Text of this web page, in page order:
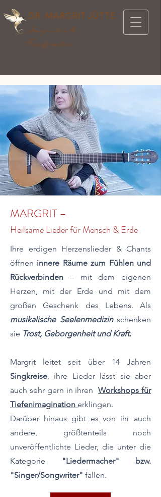
DR. MARGRIT JÜTTE
Imagination &
Transformation
MARGRIT –
Heilsame Lieder für Mensch & Erde
​Ihre erdigen Herzenslieder & Chants
öffnen innere Räume zum Fühlen und
Rückverbinden – mit dem eigenen
Herzen, mit der Erde und mit dem
großen Geschenk des Lebens. Als
musikalische Seelenmedizin schenken
sie Trost, Geborgenheit und Kraft.
Margrit leitet seit über 14 Jahren
Singkreise, ihre Lieder lässt sie aber
auch sehr gern in ihrenWorkshops für
Tiefenimagination erklingen.
Darüber hinaus gibt es von ihr auch
andere, größtenteils noch
unveröffentlichte Lieder, die unter die
Kategorie
"Liedermacher" bzw.
"Singer/Songwriter" fallen.​​​​​​​​